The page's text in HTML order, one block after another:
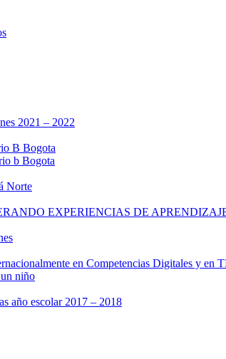
2021 – 2022
B Bogota
b Bogota
Norte
EXPERIENCIAS DE
en Competencias Digitales y en
niño
año escolar 2017 – 2018